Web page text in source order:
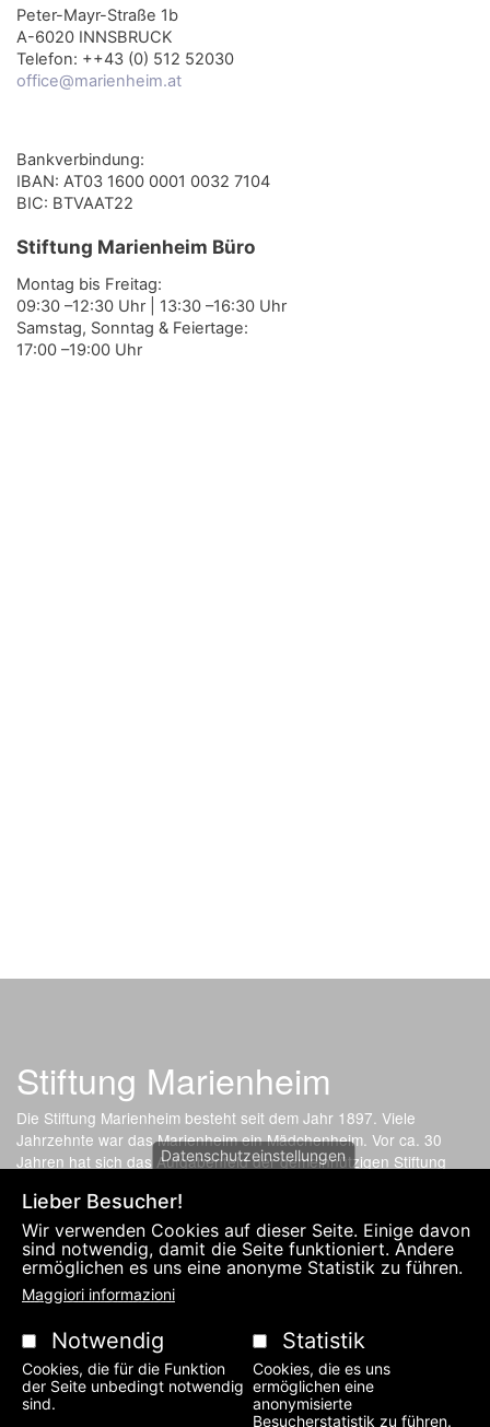
Peter-Mayr-Straße 1b
A-6020 INNSBRUCK
Telefon: ++43 (0) 512 52030
office@marienheim.at
Bankverbindung:
IBAN: AT03 1600 0001 0032 7104
BIC: BTVAAT22
Stiftung Marienheim Büro
Montag bis Freitag:
09:30 –12:30 Uhr | 13:30 –16:30 Uhr
Samstag, Sonntag & Feiertage:
17:00 –19:00 Uhr
Stiftung Marienheim
Die Stiftung Marienheim besteht seit dem Jahr 1897. Viele
Jahrzehnte war das Marienheim ein Mädchenheim. Vor ca. 30
Jahren hat sich das Aufgabenfeld der gemeinnützigen Stiftung
Wohnmöglichkeit für Angehörige, Lernhilfe für Kinder und
Kleinwohnungen für Studenten an.
Fußzeilenmenü
INFORMATIVA SULLA PRIVACY E IMPRONTA
Datenschutzeinstellungen
Lieber Besucher!
Wir verwenden Cookies auf dieser Seite. Einige davon
sind notwendig, damit die Seite funktioniert. Andere
ermöglichen es uns eine anonyme Statistik zu führen.
Maggiori informazioni
Notwendig
Cookies, die für die Funktion
der Seite unbedingt notwendig
sind.
Statistik
Cookies, die es uns
ermöglichen eine
anonymisierte
Besucherstatistik zu führen.